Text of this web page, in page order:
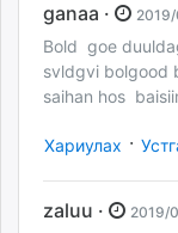
ganaa ·
Bold goe
svldgvi bolgood
saihan hos
Хариулах ·
zaluu · 2019/